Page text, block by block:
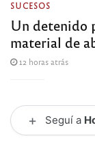
SUCESOS
Un detenido
material de
12 horas atrás
+ Seguí a